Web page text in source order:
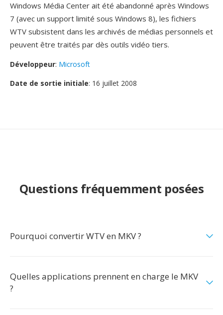
Windows Média Center ait été abandonné après Windows
7 (avec un support limité sous Windows 8), les fichiers
WTV subsistent dans les archivés de médias personnels et
peuvent être traités par dès outils vidéo tiers.
Développeur: Microsoft
Date de sortie initiale: 16 juillet 2008
Questions fréquemment posées
Pourquoi convertir WTV en MKV ?
Quelles applications prennent en charge le MKV
?